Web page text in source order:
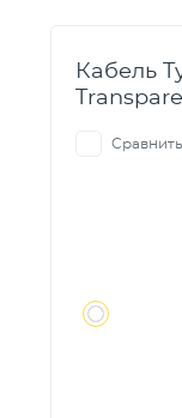
Кабель
Сравнить